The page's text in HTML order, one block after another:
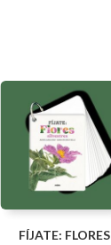
FÍJATE: FLORES